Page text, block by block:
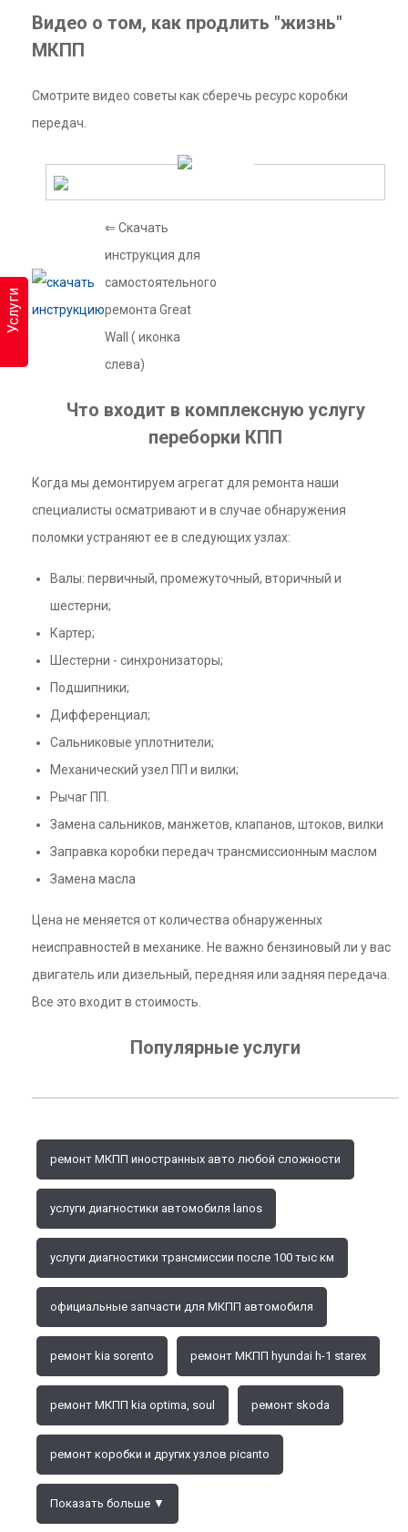
Услуги
Видео о том, как продлить "жизнь"
МКПП
Смотрите видео советы как сберечь ресурс коробки
передач.
⇐ Скачать
инструкция для
самостоятельного
ремонта Great
Wall ( иконка
слева)
Что входит в комплексную услугу
переборки КПП
Когда мы демонтируем агрегат для ремонта наши
специалисты осматривают и в случае обнаружения
поломки устраняют ее в следующих узлах:
Валы: первичный, промежуточный, вторичный и
шестерни;
Картер;
Шестерни - синхронизаторы;
Подшипники;
Дифференциал;
Сальниковые уплотнители;
Механический узел ПП и вилки;
Рычаг ПП.
Замена сальников, манжетов, клапанов, штоков, вилки
Заправка коробки передач трансмиссионным маслом
Замена масла
Цена не меняется от количества обнаруженных
неисправностей в механике. Не важно бензиновый ли у вас
двигатель или дизельный, передняя или задняя передача.
Все это входит в стоимость.
Популярные услуги
ремонт МКПП иностранных авто любой сложности
услуги диагностики автомобиля lanos
услуги диагностики трансмиссии после 100 тыс км
официальные запчасти для МКПП автомобиля
ремонт kia sorento ремонт МКПП hyundai h-1 starex
ремонт МКПП kia optima, soul ремонт skoda
ремонт коробки и других узлов picanto
Показать больше ▼